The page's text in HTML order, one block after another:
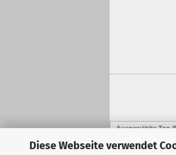
Diese Webseite verwendet
Ausgewählte Top-